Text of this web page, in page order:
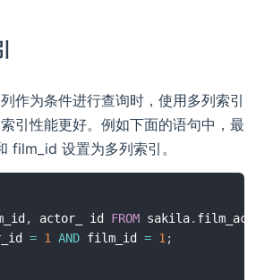
作为条件进行查询时，使用多列索引
引性能更好。例如下面的语句中，最
film_id 设置为多列索引。
, actor_ id FROM sakila.
= 1 AND film_id = 1 ;